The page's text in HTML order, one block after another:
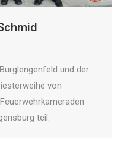
und der
von
teil.